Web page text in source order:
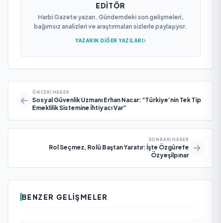
EDITÖR
Harbi Gazete yazarı. Gündemdeki son gelişmeleri,
bağımsız analizleri ve araştırmaları sizlerle paylaşıyor.
YAZARIN DIĞER YAZILARI
ÖNCEKI HABER
Sosyal Güvenlik Uzmanı Erhan Nacar: “Türkiye’nin Tek Tip
Emeklilik Sistemine İhtiyacı Var”
SONRAKI HABER
Rol Seçmez, Rolü Baştan Yaratır: İşte Özgürefe
Özyeşilpınar
BENZER GELIŞMELER